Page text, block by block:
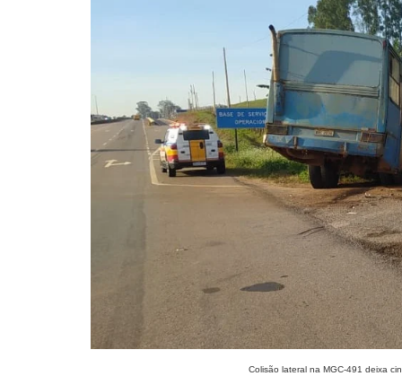
Colisão lateral na MGC-491 deixa